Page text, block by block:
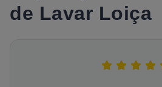
de Lavar Loiça